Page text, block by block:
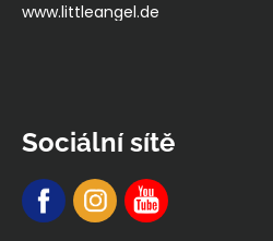
www.littleangel.de
Sociální sítě